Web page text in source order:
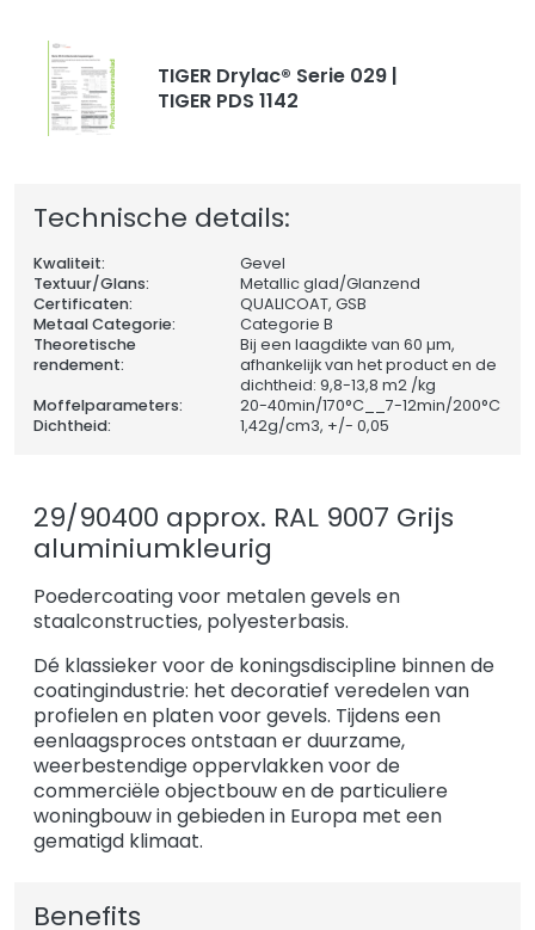
TIGER Drylac® Serie 029 |
TIGER PDS 1142
Technische details:
Kwaliteit:
Gevel
Textuur/Glans:
Metallic glad/Glanzend
Certificaten:
QUALICOAT, GSB
Metaal Categorie:
Categorie B
Theoretische
rendement:
Bij een laagdikte van 60 µm,
afhankelijk van het product en de
dichtheid: 9,8-13,8 m2 /kg
Moffelparameters:
20-40min/170°C__7-12min/200°C
Dichtheid:
1,42g/cm3, +/- 0,05
29/90400 approx. RAL 9007 Grijs
aluminiumkleurig
Poedercoating voor metalen gevels en
staalconstructies, polyesterbasis.
Dé klassieker voor de koningsdiscipline binnen de
coatingindustrie: het decoratief veredelen van
profielen en platen voor gevels. Tijdens een
eenlaagsproces ontstaan er duurzame,
weerbestendige oppervlakken voor de
commerciële objectbouw en de particuliere
woningbouw in gebieden in Europa met een
gematigd klimaat.
Benefits